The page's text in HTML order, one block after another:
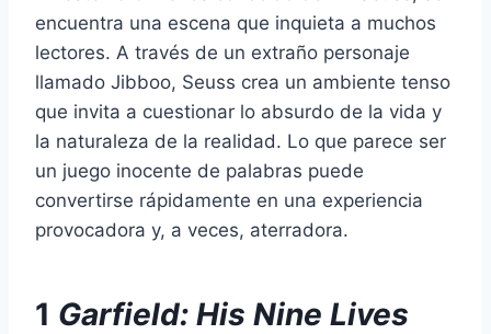
encuentra una escena que inquieta a muchos
lectores. A través de un extraño personaje
llamado Jibboo, Seuss crea un ambiente tenso
que invita a cuestionar lo absurdo de la vida y
la naturaleza de la realidad. Lo que parece ser
un juego inocente de palabras puede
convertirse rápidamente en una experiencia
provocadora y, a veces, aterradora.
1 Garfield: His Nine Lives